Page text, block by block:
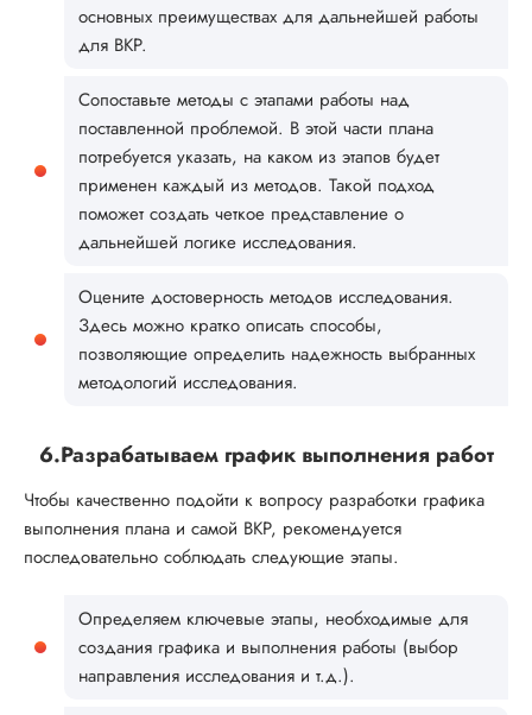
основных преимуществах для дальнейшей работы
для ВКР.
Сопоставьте методы с этапами работы над
поставленной проблемой. В этой части плана
потребуется указать, на каком из этапов будет
применен каждый из методов. Такой подход
поможет создать четкое представление о
дальнейшей логике исследования.
Оцените достоверность методов исследования.
Здесь можно кратко описать способы,
позволяющие определить надежность выбранных
методологий исследования.
6.Разрабатываем график выполнения работ
Чтобы качественно подойти к вопросу разработки графика
выполнения плана и самой ВКР, рекомендуется
последовательно соблюдать следующие этапы.
Определяем ключевые этапы, необходимые для
создания графика и выполнения работы (выбор
направления исследования и т.д.).